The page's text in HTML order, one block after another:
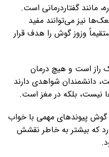
مانند گفتاردرمانی است.
نیز می‌توانند مفید
وزوز گوش را هدف قرار
راز است و هیچ درمان
دانشمندان شواهدی دارند
بلکه در مغز است.
پیوندهای مهمی با خواب
که بیشتر به خاطر نقشش